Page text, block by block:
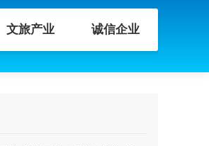
文旅产业 诚信企业